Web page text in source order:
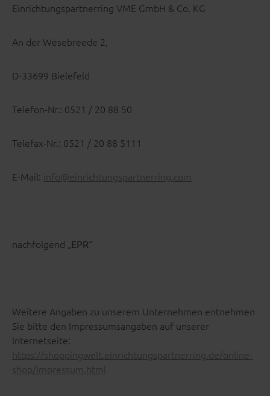
Einrichtungspartnerring VME GmbH & Co. KG
An der Wesebreede 2,
D-33699 Bielefeld
Telefon-Nr.: 0521 / 20 88 50
Telefax-Nr.: 0521 / 20 88 5111
E-Mail: info@einrichtungspartnerring.com
nachfolgend „EPR“
Weitere Angaben zu unserem Unternehmen entnehmen
Sie bitte den Impressumsangaben auf unserer
Internetseite:
https://shoppingwelt.einrichtungspartnerring.de/online-
shop/Impressum.html